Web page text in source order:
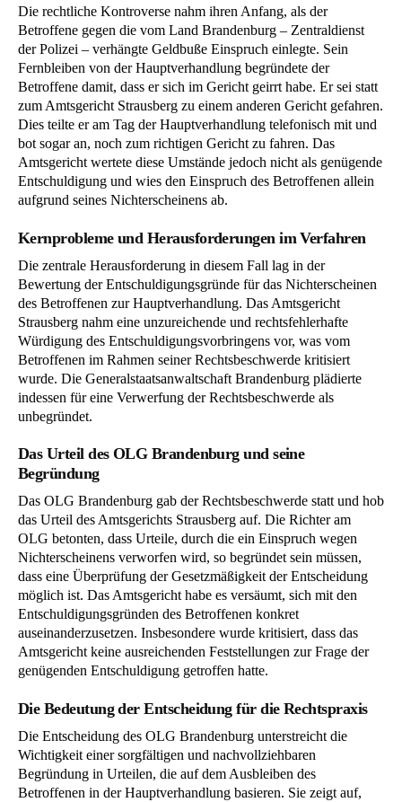
Die rechtliche Kontroverse nahm ihren Anfang, als der
Betroffene gegen die vom Land Brandenburg – Zentraldienst
der Polizei – verhängte Geldbuße Einspruch einlegte. Sein
Fernbleiben von der Hauptverhandlung begründete der
Betroffene damit, dass er sich im Gericht geirrt habe. Er sei statt
zum Amtsgericht Strausberg zu einem anderen Gericht gefahren.
Dies teilte er am Tag der Hauptverhandlung telefonisch mit und
bot sogar an, noch zum richtigen Gericht zu fahren. Das
Amtsgericht wertete diese Umstände jedoch nicht als genügende
Entschuldigung und wies den Einspruch des Betroffenen allein
aufgrund seines Nichterscheinens ab.
Kernprobleme und Herausforderungen im Verfahren
Die zentrale Herausforderung in diesem Fall lag in der
Bewertung der Entschuldigungsgründe für das Nichterscheinen
des Betroffenen zur Hauptverhandlung. Das Amtsgericht
Strausberg nahm eine unzureichende und rechtsfehlerhafte
Würdigung des Entschuldigungsvorbringens vor, was vom
Betroffenen im Rahmen seiner Rechtsbeschwerde kritisiert
wurde. Die Generalstaatsanwaltschaft Brandenburg plädierte
indessen für eine Verwerfung der Rechtsbeschwerde als
unbegründet.
Das Urteil des OLG Brandenburg und seine
Begründung
Das OLG Brandenburg gab der Rechtsbeschwerde statt und hob
das Urteil des Amtsgerichts Strausberg auf. Die Richter am
OLG betonten, dass Urteile, durch die ein Einspruch wegen
Nichterscheinens verworfen wird, so begründet sein müssen,
dass eine Überprüfung der Gesetzmäßigkeit der Entscheidung
möglich ist. Das Amtsgericht habe es versäumt, sich mit den
Entschuldigungsgründen des Betroffenen konkret
auseinanderzusetzen. Insbesondere wurde kritisiert, dass das
Amtsgericht keine ausreichenden Feststellungen zur Frage der
genügenden Entschuldigung getroffen hatte.
Die Bedeutung der Entscheidung für die Rechtspraxis
Die Entscheidung des OLG Brandenburg unterstreicht die
Wichtigkeit einer sorgfältigen und nachvollziehbaren
Begründung in Urteilen, die auf dem Ausbleiben des
Betroffenen in der Hauptverhandlung basieren. Sie zeigt auf,